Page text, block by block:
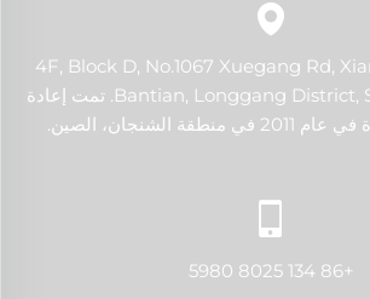
412, 4F, Block D, No.1067 Xuegang Rd,
Bantian, Longgang District, Shenzhen, China. تمت إعادة
الشنجان، الصين.
+86 134 8025 5980